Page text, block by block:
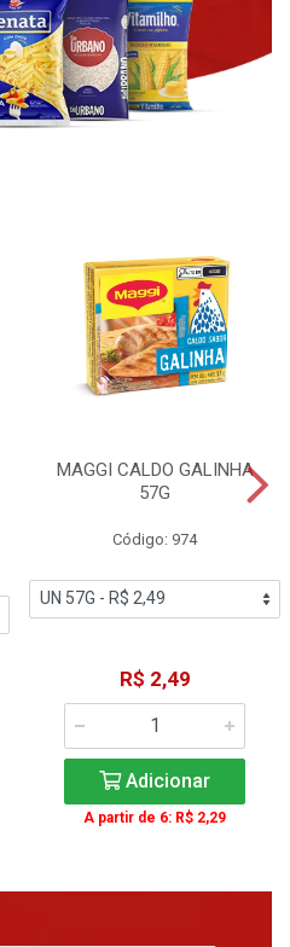
MAGGI CALDO GALINHA
57G
Código: 974
R$ 2,49
Adicionar
A partir de 6: R$ 2,29